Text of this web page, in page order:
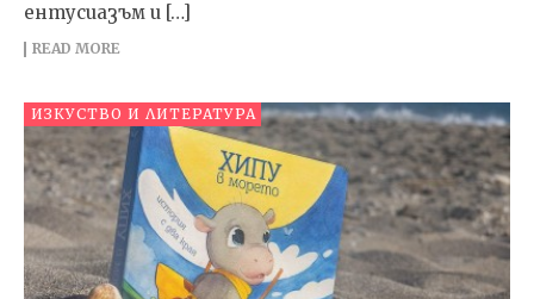
ентусиазъм и […]
READ MORE
ИЗКУСТВО И ЛИТЕРАТУРА